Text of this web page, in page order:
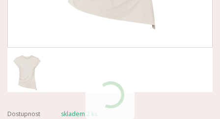
Dostupnost
skladem 2 ks